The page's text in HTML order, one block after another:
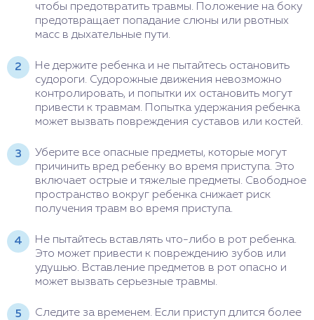
чтобы предотвратить травмы. Положение на боку
предотвращает попадание слюны или рвотных
масс в дыхательные пути.
Не держите ребенка и не пытайтесь остановить
судороги. Судорожные движения невозможно
контролировать, и попытки их остановить могут
привести к травмам. Попытка удержания ребенка
может вызвать повреждения суставов или костей.
Уберите все опасные предметы, которые могут
причинить вред ребенку во время приступа. Это
включает острые и тяжелые предметы. Свободное
пространство вокруг ребенка снижает риск
получения травм во время приступа.
Не пытайтесь вставлять что-либо в рот ребенка.
Это может привести к повреждению зубов или
удушью. Вставление предметов в рот опасно и
может вызвать серьезные травмы.
Следите за временем. Если приступ длится более